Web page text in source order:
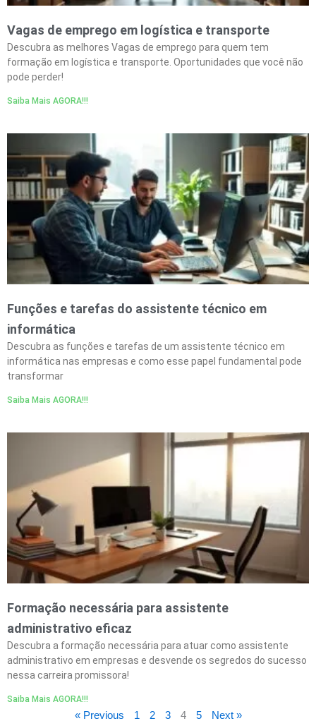
Vagas de emprego em logística e transporte
Descubra as melhores Vagas de emprego para quem tem
formação em logística e transporte. Oportunidades que você não
pode perder!
Saiba Mais AGORA!!!
Funções e tarefas do assistente técnico em
informática
Descubra as funções e tarefas de um assistente técnico em
informática nas empresas e como esse papel fundamental pode
transformar
Saiba Mais AGORA!!!
Formação necessária para assistente
administrativo eficaz
Descubra a formação necessária para atuar como assistente
administrativo em empresas e desvende os segredos do sucesso
nessa carreira promissora!
Saiba Mais AGORA!!!
« Previous 1 2 3 4 5 Next »